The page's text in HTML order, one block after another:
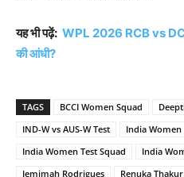
यह भी पढ़ें: WPL 2026 RCB vs DC:
की आंधी?
TAGS BCCI Women Squad
IND-W vs AUS-W Test
India Women
India Women Test Squad
India
Jemimah Rodrigues
Renuka Thakur